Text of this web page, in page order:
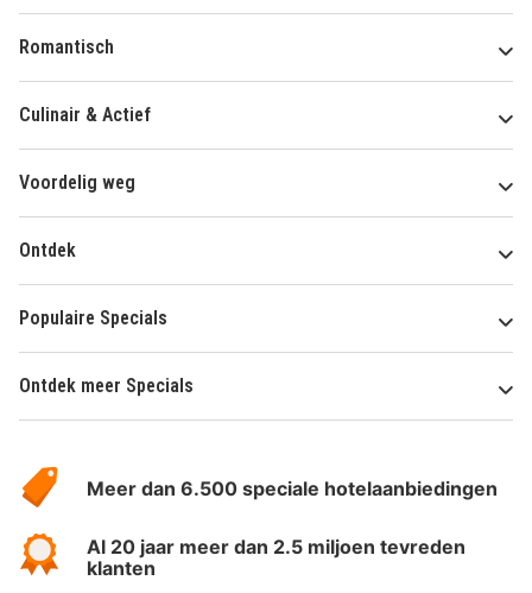
Romantisch
Culinair & Actief
Voordelig weg
Ontdek
Populaire Specials
Ontdek meer Specials
HotelSpecials
Meer dan 6.500 speciale hotelaanbiedingen
Al 20 jaar meer dan 2.5 miljoen tevreden
klanten